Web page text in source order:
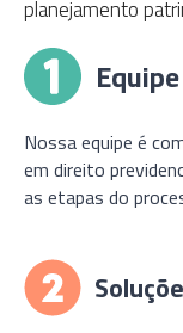
planejamento
Nossa equipe é
em direito
as etapas do